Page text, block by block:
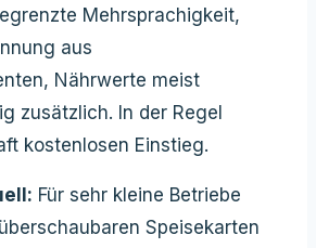
Mehrsprachigkeit,
aus
Nährwerte meist
zusätzlich. In der Regel
kostenlosen Einstieg.
Für sehr kleine Betriebe
Speisekarten